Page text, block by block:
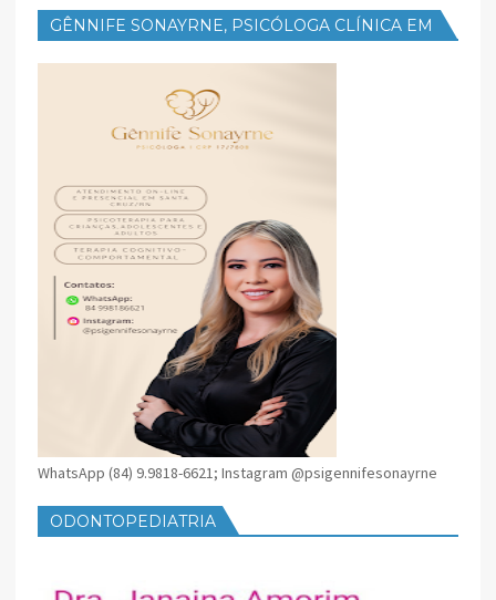
GÊNNIFE SONAYRNE, PSICÓLOGA CLÍNICA EM
WhatsApp (84) 9.9818-6621; Instagram @psigennifesonayrne
ODONTOPEDIATRIA